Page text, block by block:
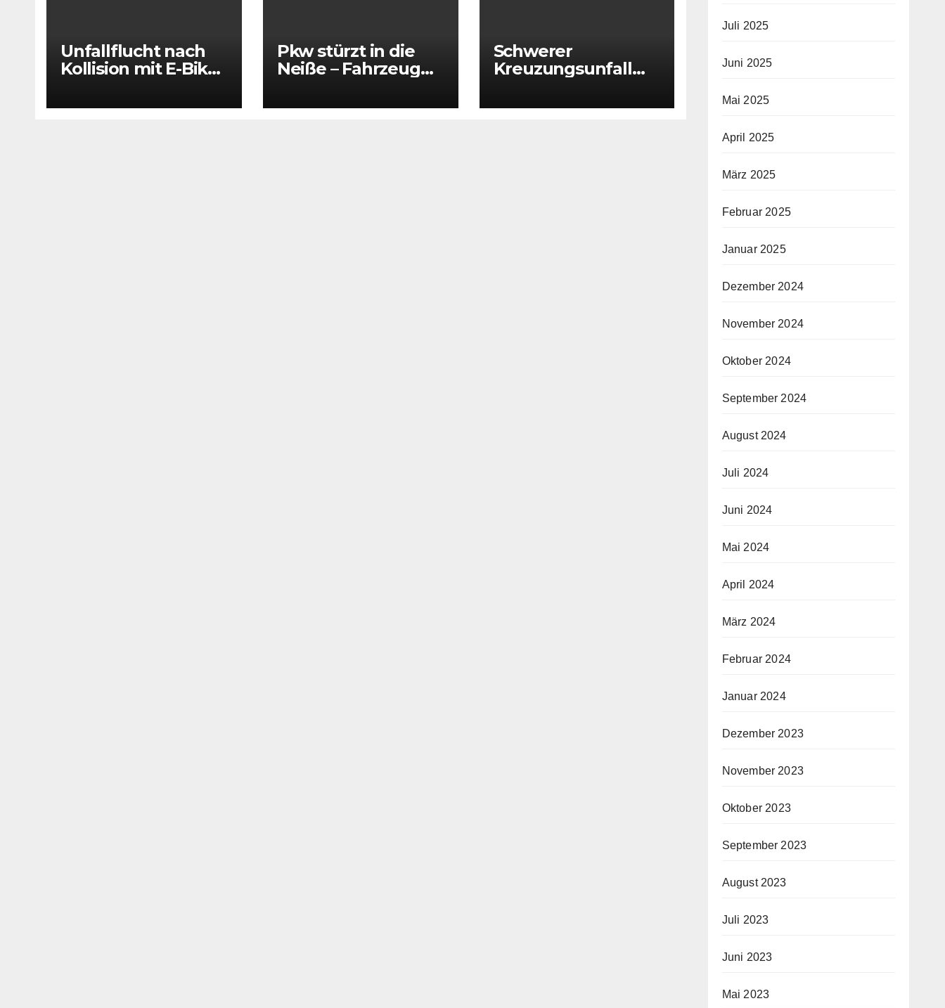
Unfallflucht nach
Kollision mit E-Bike:
eine Frau verletzt
Pkw stürzt in die
Neiße – Fahrzeug
vollständig im
Schwerer
Kreuzungsunfall
und Großschönau
Juli 2025
Juni 2025
Mai 2025
April 2025
März 2025
Februar 2025
Januar 2025
Dezember 2024
November 2024
Oktober 2024
September 2024
August 2024
Juli 2024
Juni 2024
Mai 2024
April 2024
März 2024
Februar 2024
Januar 2024
Dezember 2023
November 2023
Oktober 2023
September 2023
August 2023
Juli 2023
Juni 2023
Mai 2023